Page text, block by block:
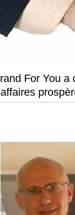
For You a